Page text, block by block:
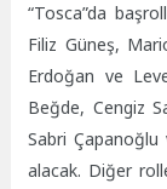
“Tosca”da
Filiz Güneş,
Erdoğan ve
Beğde, Cengiz
Sabri
alacak. Diğer